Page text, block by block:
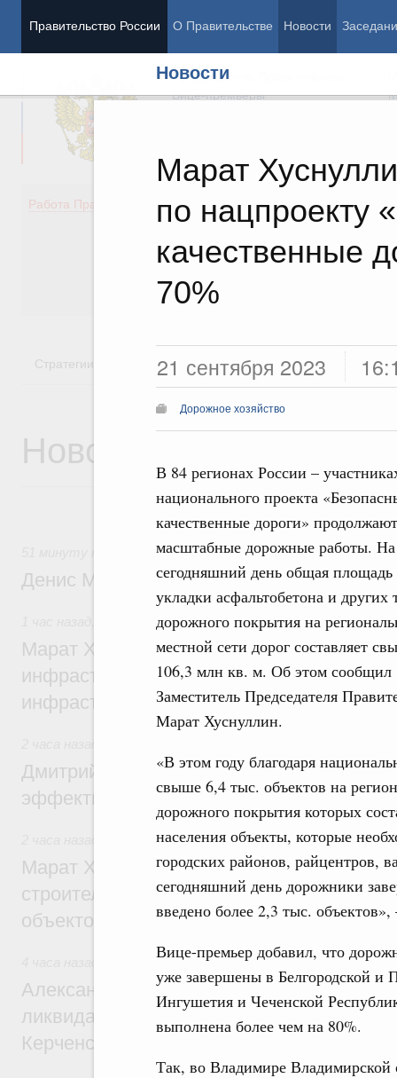
Правительство России О Правительстве Новости
Новости
Марат
по нацпроекту
качественные
70%
21 сентября 2023
Дорожное хозяйство
В 84 регионах России –
национального проекта
качественные дороги»
масштабные дорожные работы. На
сегодняшний день общая площадь
укладки асфальтобетона и других
дорожного покрытия на
местной сети дорог составляет
106,3 млн кв. м. Об этом сообщил
Заместитель Председателя
Марат Хуснуллин.
«В этом году благодаря
свыше 6,4 тыс. объектов на
дорожного покрытия которых
населения объекты, которые
городских районов, райцентров,
сегодняшний день дорожники
введено более 2,3 тыс.
Вице-премьер добавил, что
уже завершены в Белгородской и
Ингушетия и Чеченской
выполнена более чем на 80%.
Так, во Владимире Владимирской
Председатель Правительства
Вице-премьеры
Работа Правительства
Демография
Здоровье
Культура
Стратегии Государственные программы
Новости
Общие вопросы промышленной политики
Денис Мантуров посетил Ярославскую
Бюджеты субъектов Федерации.
Марат Хуснуллин: 15 объектов
инфраструктуры построили и обновили
инфраструктурным кредитам
Дмитрий Патрушев: Синхронизация
эффективность поддержки сельских
Экономика городов. Городская среда
Марат Хуснуллин: «Единый заказчик»
строительство и реконструкцию более
объектов
Чрезвычайные ситуации и ликвидация их
Александр Козлов провёл заседание
ликвидации последствий чрезвычайной
Керченском проливе